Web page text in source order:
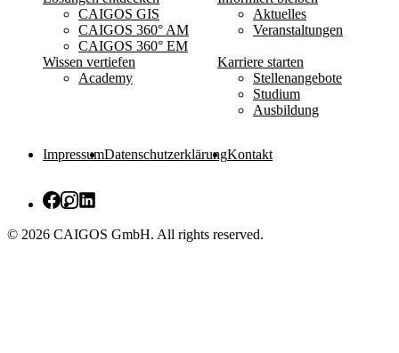
CAIGOS GIS
CAIGOS 360° AM
CAIGOS 360° EM
Aktuelles
Veranstaltungen
Wissen vertiefen
Academy
Karriere starten
Stellenangebote
Studium
Ausbildung
ImpressumDatenschutzerklärungKontakt
© 2026 CAIGOS GmbH. All rights reserved.